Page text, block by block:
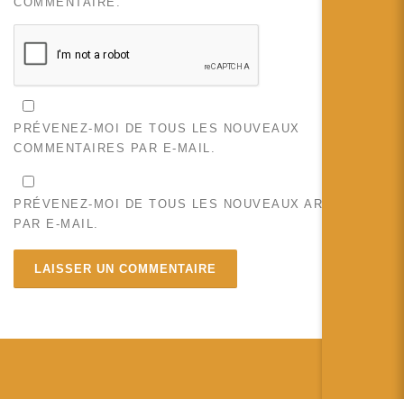
PRÉVENEZ-MOI DE TOUS LES NOUVEAUX
COMMENTAIRES PAR E-MAIL.
PRÉVENEZ-MOI DE TOUS LES NOUVEAUX ARTICLES
PAR E-MAIL.